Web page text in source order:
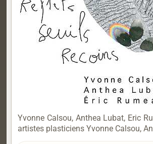
Yvonne Calsou, Anthea Lubat, Eric
artistes plasticiens Yvonne Calsou,